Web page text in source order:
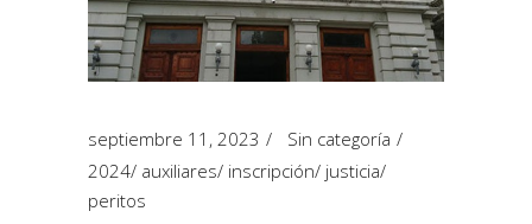
septiembre 11, 2023
Sin categoría
2024/ auxiliares/ inscripción/ justicia/
peritos